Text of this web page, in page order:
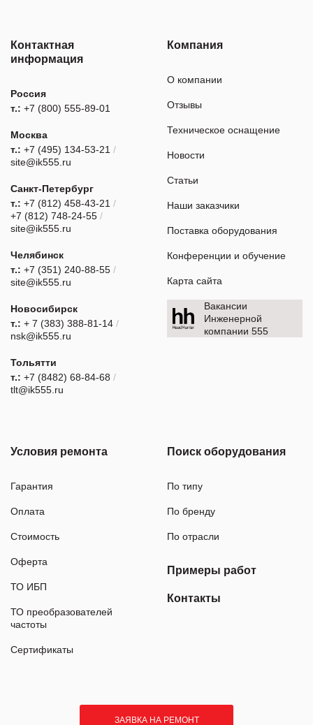
Контактная
информация
Россия
т.: +7 (800) 555-89-01
Москва
т.: +7 (495) 134-53-21 /
site@ik555.ru
Санкт-Петербург
т.: +7 (812) 458-43-21 /
+7 (812) 748-24-55 /
site@ik555.ru
Челябинск
т.: +7 (351) 240-88-55 /
site@ik555.ru
Новосибирск
т.: + 7 (383) 388-81-14 /
nsk@ik555.ru
Тольятти
т.: +7 (8482) 68-84-68 /
tlt@ik555.ru
Компания
О компании
Отзывы
Техническое оснащение
Новости
Статьи
Наши заказчики
Поставка оборудования
Конференции и обучение
Карта сайта
Вакансии
Инженерной
компании 555
Условия ремонта
Гарантия
Оплата
Стоимость
Оферта
ТО ИБП
ТО преобразователей
частоты
Сертификаты
Поиск оборудования
По типу
По бренду
По отрасли
Примеры работ
Контакты
ЗАЯВКА НА РЕМОНТ